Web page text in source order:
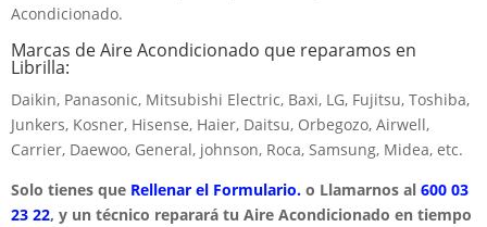
Acondicionado.
Marcas de Aire Acondicionado que reparamos en
Librilla:
Daikin, Panasonic, Mitsubishi Electric, Baxi, LG, Fujitsu, Toshiba,
Junkers, Kosner, Hisense, Haier, Daitsu, Orbegozo, Airwell,
Carrier, Daewoo, General, johnson, Roca, Samsung, Midea, etc.
Solo tienes que Rellenar el Formulario. o Llamarnos al 600 03
23 22, y un técnico reparará tu Aire Acondicionado en tiempo